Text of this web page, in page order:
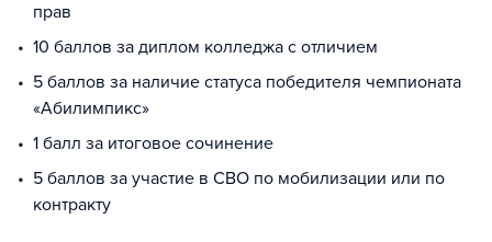
прав
10 баллов за диплом колледжа с отличием
5 баллов за наличие статуса победителя чемпионата
«Абилимпикс»
1 балл за итоговое сочинение
5 баллов за участие в СВО по мобилизации или по
контракту